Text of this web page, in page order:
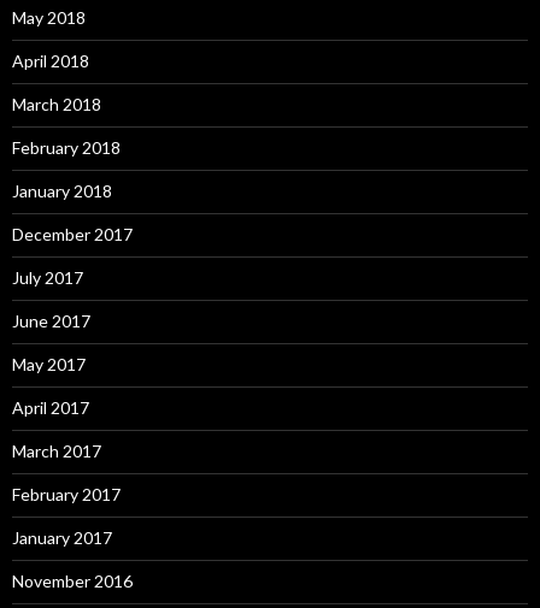
May 2018
April 2018
March 2018
February 2018
January 2018
December 2017
July 2017
June 2017
May 2017
April 2017
March 2017
February 2017
January 2017
November 2016